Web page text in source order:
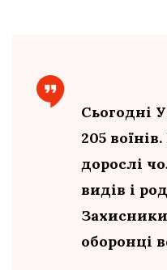
Сьогодні
205
дорослі
видів і
оборонці